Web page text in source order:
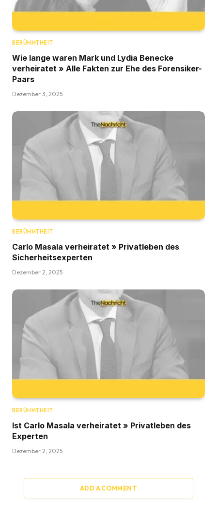
BERÜHMTHEIT
Wie lange waren Mark und Lydia Benecke
verheiratet » Alle Fakten zur Ehe des Forensiker-
Paars
Dezember 3, 2025
BERÜHMTHEIT
Carlo Masala verheiratet » Privatleben des
Sicherheitsexperten
Dezember 2, 2025
BERÜHMTHEIT
Ist Carlo Masala verheiratet » Privatleben des
Experten
Dezember 2, 2025
ADD A COMMENT